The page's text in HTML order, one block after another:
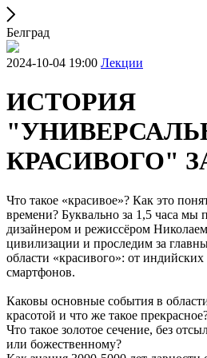
Белград
2024-10-04 19:00 Лекции
ИСТОРИЯ
КРАСИВОГО"
Что такое «красивое»? Как это
времени? Буквально за 1,5 часа мы
дизайнером и режиссёром
цивилизации и проследим за
области «красивого»: от
смартфонов.
Каковы основные события в
красотой и что же такое
Что такое золотое сечение, без
или божественному?